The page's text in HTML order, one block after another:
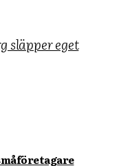
släpper eget